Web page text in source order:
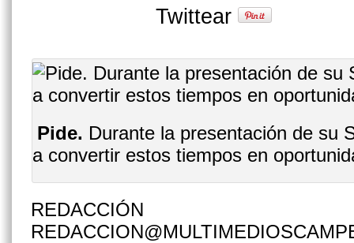
Twittear
Pide. Durante la presentación de su
a convertir estos tiempos en
REDACCIÓN